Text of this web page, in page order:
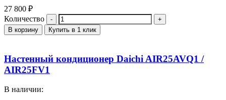
27 800 ₽
Количество
В корзину Купить в 1 клик
Настенный кондиционер Daichi AIR25AVQ1 /
AIR25FV1
В наличии: